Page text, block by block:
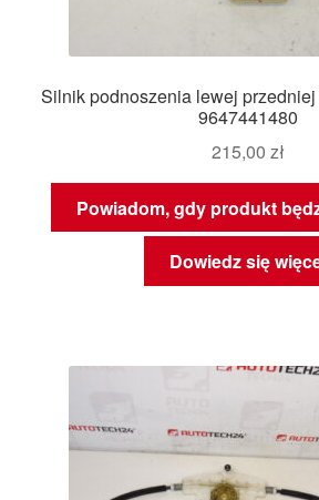
Silnik podnoszenia lewej
9647441480
215,00 zł
Powiadom, gdy produkt
Dowiedz się